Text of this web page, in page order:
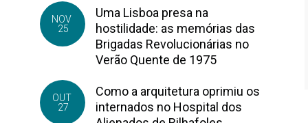
NOV
25
Uma Lisboa presa na
hostilidade: as memórias das
Brigadas Revolucionárias no
Verão Quente de 1975
OUT
27
Como a arquitetura oprimiu os
internados no Hospital dos